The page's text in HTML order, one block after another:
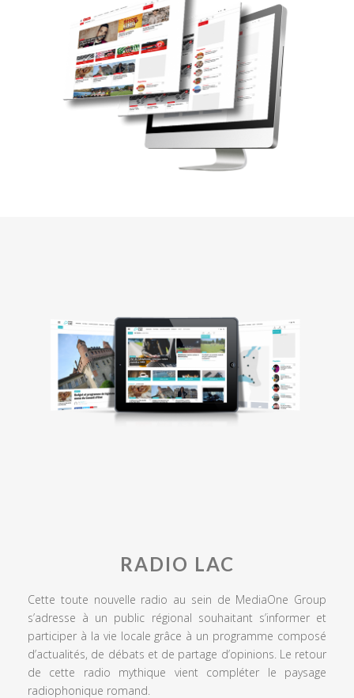
RADIO LAC
Cette toute nouvelle radio au sein de MediaOne Group
s’adresse à un public régional souhaitant s’informer et
participer à la vie locale grâce à un programme composé
d’actualités, de débats et de partage d’opinions. Le retour
de cette radio mythique vient compléter le paysage
radiophonique romand.